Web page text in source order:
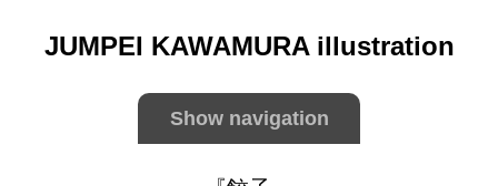
JUMPEI KAWAMURA illustration
Show navigation